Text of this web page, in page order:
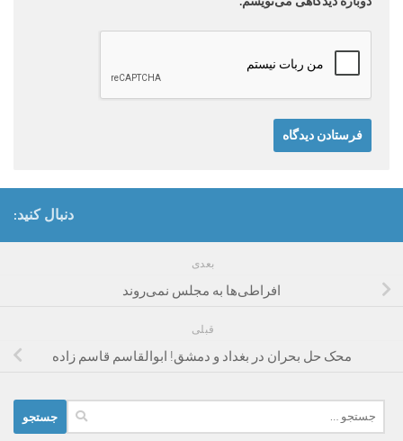
دنبال کنید:
بعدی
افراطی‌ها به مجلس نمی‌روند
قبلی
محک حل بحران در بغداد و دمشق! ابوالقاسم قاسم زاده
برای: